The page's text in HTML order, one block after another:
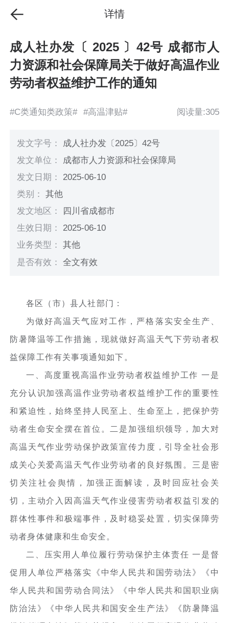
详情
成人社办发〔 2025 〕42号 成都市人
力资源和社会保障局关于做好高温作业
劳动者权益维护工作的通知
#C类通知类政策# #高温津贴# 阅读量:305
发文字号： 成人社办发〔2025〕42号
发文单位： 成都市人力资源和社会保障局
发文日期： 2025-06-10
类别：其他
发文地区：
四川省成都市
生效日期： 2025-06-10
业务类型：其他
是否有效：全文有效
各区（市）县人社部门：
为做好高温天气应对工作，严格落实安全生产、
防暑降温等工作措施，现就做好高温天气下劳动者权
益保障工作有关事项通知如下。
一、高度重视高温作业劳动者权益维护工作 一是
充分认识加强高温作业劳动者权益维护工作的重要性
和紧迫性，始终坚持人民至上、生命至上，把保护劳
动者生命安全摆在首位。二是加强组织领导，加大对
高温天气作业劳动保护政策宣传力度，引导全社会形
成关心关爱高温天气作业劳动者的良好氛围。三是密
切关注社会舆情，加强正面解读，及时回应社会关
切，主动介入因高温天气作业侵害劳动者权益引发的
群体性事件和极端事件，及时稳妥处置，切实保障劳
动者身体健康和生命安全。
二、压实用人单位履行劳动保护主体责任 一是督
促用人单位严格落实《中华人民共和国劳动法》《中
华人民共和国劳动合同法》《中华人民共和国职业病
防治法》《中华人民共和国安全生产法》《防暑降温